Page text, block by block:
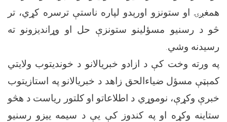
همغږۍ او ستونزو اورېدو لپاره ناستې ترسره کړي، تر
څو د رسنیو مسؤلینو ستونزې حل او وړاندیزونو ته
رسیدنه وشي.
په ورته وخت کې د ازادو خبریالانو د خوندیتوب ولایتي
کمېټې مسؤل ضياءالحق زاهد د خبریالانو په استازیتوب
خبرې وکړې، نوموړي د اطلاعاتو او کلتور ریاست د هڅو
ستاینه وکړه او په کندوز کې یې د سیمه ‌ییزو رسنیو